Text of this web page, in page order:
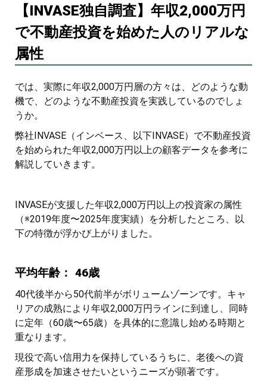
【INVASE独自調査】年収2,000万円
で不動産投資を始めた人のリアルな
属性
では、実際に年収2,000万円層の方々は、どのような動
機で、どのような不動産投資を実践しているのでしょ
うか。
弊社INVASE（インベース、以下INVASE）で不動産投資
を始められた年収2,000万円以上の顧客データを参考に
解説していきます。
INVASEが支援した年収2,000万円以上の投資家の属性
（※2019年度〜2025年度実績）を分析したところ、以
下の特徴が浮かび上がりました。
平均年齢： 46歳
40代後半から50代前半がボリュームゾーンです。キャ
リアの成熟により年収2,000万円ラインに到達し、同時
に定年（60歳〜65歳）を具体的に意識し始める時期と
重なります。
現役で高い信用力を保持しているうちに、老後への資
産形成を加速させたいというニーズが顕著です。